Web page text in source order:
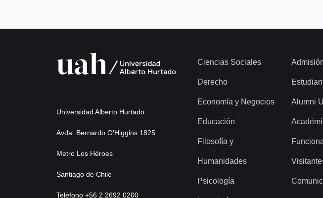
Universidad Alberto Hurtado
Avda. Bernardo O’Higgins 1825
Metro Los Héroes
Santiago de Chile
Teléfono +56 2 2692 0200
Ciencias Sociales
Derecho
Economía y Negocios
Educación
Filosofía y
Humanidades
Psicología
Alumni